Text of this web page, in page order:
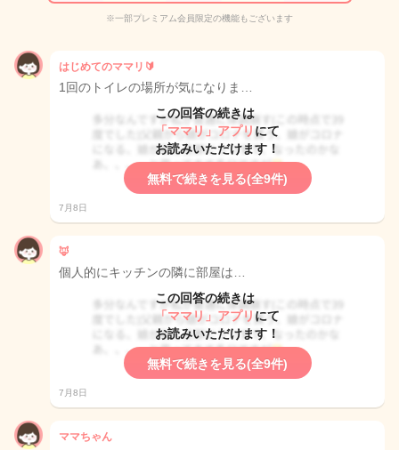
※一部プレミアム会員限定の機能もございます
はじめてのママリ🔰
1回のトイレの場所が気になりま…
この回答の続きは
「ママリ」アプリ にて
お読みいただけます！
無料で続きを見る(全9件)
7月8日
🦊
個人的にキッチンの隣に部屋は…
この回答の続きは
「ママリ」アプリ にて
お読みいただけます！
無料で続きを見る(全9件)
7月8日
ママちゃん